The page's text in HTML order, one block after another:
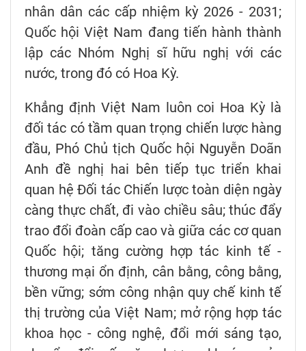
nhân dân các cấp nhiệm kỳ 2026 - 2031;
Quốc hội Việt Nam đang tiến hành thành
lập các Nhóm Nghị sĩ hữu nghị với các
nước, trong đó có Hoa Kỳ.
Khẳng định Việt Nam luôn coi Hoa Kỳ là
đối tác có tầm quan trọng chiến lược hàng
đầu, Phó Chủ tịch Quốc hội Nguyễn Doãn
Anh đề nghị hai bên tiếp tục triển khai
quan hệ Đối tác Chiến lược toàn diện ngày
càng thực chất, đi vào chiều sâu; thúc đẩy
trao đổi đoàn cấp cao và giữa các cơ quan
Quốc hội; tăng cường hợp tác kinh tế -
thương mại ổn định, cân bằng, công bằng,
bền vững; sớm công nhận quy chế kinh tế
thị trường của Việt Nam; mở rộng hợp tác
khoa học - công nghệ, đổi mới sáng tạo,